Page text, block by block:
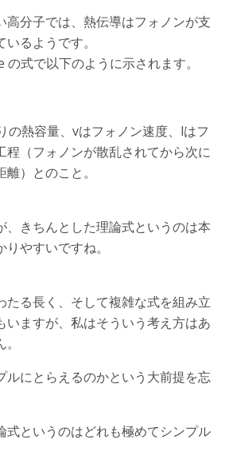
高分子では、熱伝導はフォノンが支
るようです。
式で以下のように示されます。
の熱容量、vはフォノン速度、lはフ
程（フォノンが散乱されてから次に
）とのこと。
、きちんとした理論式というのは本
やすいですね。
たる長く、そして複雑な式を組み立
いますが、私はそういう考え方はあ
ルにとらえるのかという大前提を忘
式というのはどれも極めてシンプル